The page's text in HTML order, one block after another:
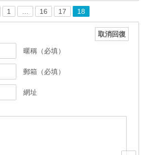
1 16 17 18
取消回復
暱稱（必填）
郵箱（必填）
網址